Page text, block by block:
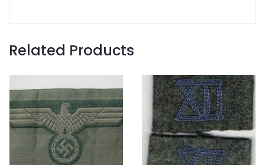
Related Products